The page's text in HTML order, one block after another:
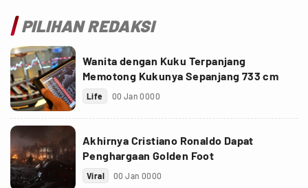
PILIHAN REDAKSI
Wanita dengan Kuku Terpanjang
Memotong Kukunya Sepanjang 733 cm
Life 00 Jan 0000
Akhirnya Cristiano Ronaldo Dapat
Penghargaan Golden Foot
Viral 00 Jan 0000